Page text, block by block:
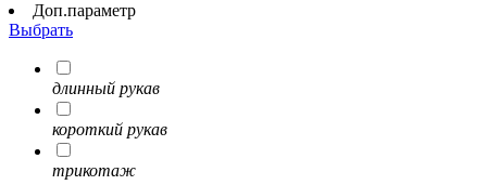
Доп.параметр
Выбрать
длинный рукав
короткий рукав
трикотаж